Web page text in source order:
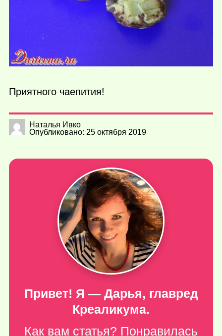
Приятного чаепития!
Наталья Ивко
Опубликовано: 25 октября 2019
Привет! Я — Дарья, главред
Креаликума.
Как вам статья? Понравилась